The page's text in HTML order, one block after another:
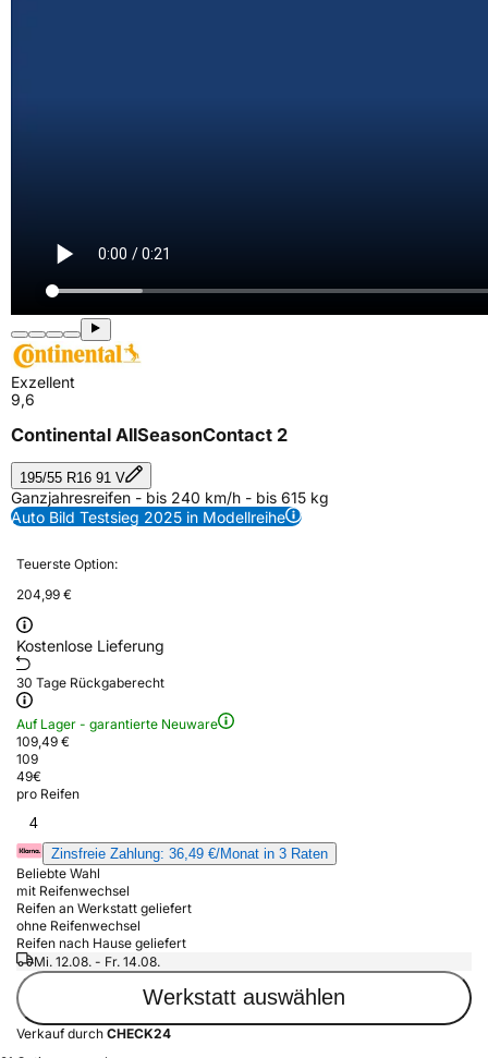
Exzellent
9,6
Continental AllSeasonContact 2
195/55 R16 91 V
Ganzjahresreifen - bis 240 km/h - bis 615 kg
Auto Bild Testsieg 2025 in Modellreihe
Teuerste Option:
204,99 €
Kostenlose Lieferung
30 Tage Rückgaberecht
Auf Lager - garantierte Neuware
109,49 €
109
49€
pro Reifen
4
Zinsfreie Zahlung: 36,49 €/Monat in 3 Raten
Beliebte Wahl
mit Reifenwechsel
Reifen an Werkstatt geliefert
ohne Reifenwechsel
Reifen nach Hause geliefert
Mi. 12.08. - Fr. 14.08.
Werkstatt auswählen
Verkauf durch CHECK24